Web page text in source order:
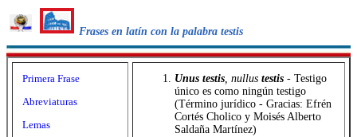
Frases en latín con la palabra testis
Primera Frase
Abreviaturas
Lemas
Unus testis, nullus testis - Testigo
único es como ningún testigo
(Término jurídico - Gracias: Efrén
Cortés Cholico y Moisés Alberto
Saldaña Martínez)